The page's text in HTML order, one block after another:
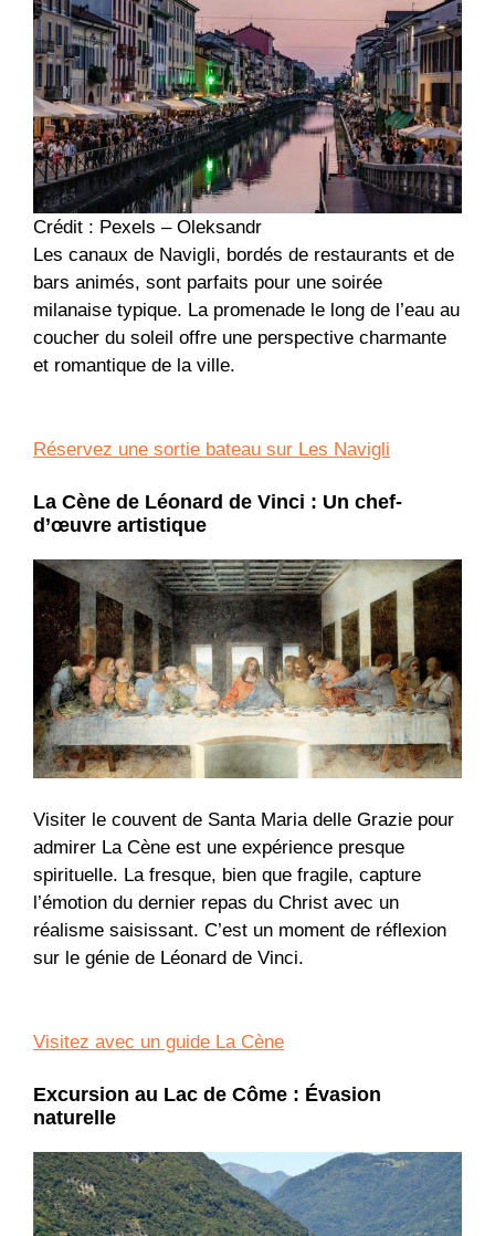
Crédit : Pexels – Oleksandr
Les canaux de Navigli, bordés de restaurants et de
bars animés, sont parfaits pour une soirée
milanaise typique. La promenade le long de l’eau au
coucher du soleil offre une perspective charmante
et romantique de la ville.
Réservez une sortie bateau sur Les Navigli
La Cène de Léonard de Vinci : Un chef-
d’œuvre artistique
Visiter le couvent de Santa Maria delle Grazie pour
admirer La Cène est une expérience presque
spirituelle. La fresque, bien que fragile, capture
l’émotion du dernier repas du Christ avec un
réalisme saisissant. C’est un moment de réflexion
sur le génie de Léonard de Vinci.
Visitez avec un guide La Cène
Excursion au Lac de Côme : Évasion
naturelle